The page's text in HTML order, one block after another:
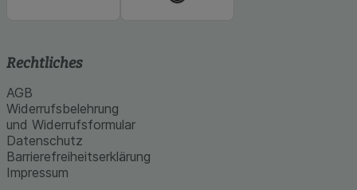
Rechtliches
AGB
Widerrufsbelehrung
und Widerrufsformular
Datenschutz
Barrierefreiheitserklärung
Impressum